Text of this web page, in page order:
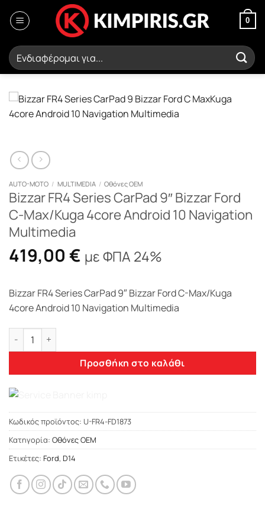
στο
0
Αναζήτηση
για:
AUTO-MOTO / MULTIMEDIA / Οθόνες OEM
Bizzar FR4 Series CarPad 9″ Bizzar Ford
C-Max/Kuga 4core Android 10 Navigation
Multimedia
419,00 € με ΦΠΑ 24%
Bizzar FR4 Series CarPad 9″ Bizzar Ford C-Max/Kuga
4core Android 10 Navigation Multimedia
Bizzar FR4 Series CarPad 9" Bizzar Ford C-Max/Kuga 4core
Προσθήκη στο καλάθι
Κωδικός προϊόντος: U-FR4-FD1873
Κατηγορία: Οθόνες OEM
Ετικέτες: Ford, D14